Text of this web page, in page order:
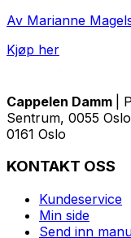
Av Marianne
Kjøp her
Cappelen Damm
|
Sentrum, 0055
0161 Oslo
KONTAKT OSS
Kundeservice
Min side
Send inn